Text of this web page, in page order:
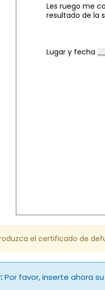
Les ruego me
resultado de la
Lugar y fecha
el certificado de
Por favor, inserte ahora su